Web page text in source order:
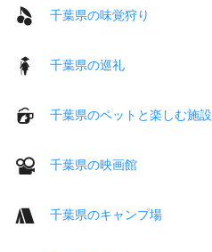
千葉県の味覚狩り
千葉県の巡礼
千葉県のペットと楽しむ施設
千葉県の映画館
千葉県のキャンプ場